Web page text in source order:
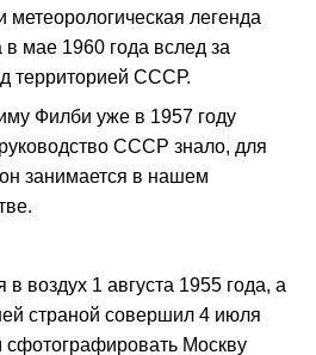
легенда
мае 1960 года вслед за
территорией СССР.
Филби уже в 1957 году
СССР знало, для
занимается в нашем
воздух 1 августа 1955 года, а
страной совершил 4 июля
сфотографировать Москву